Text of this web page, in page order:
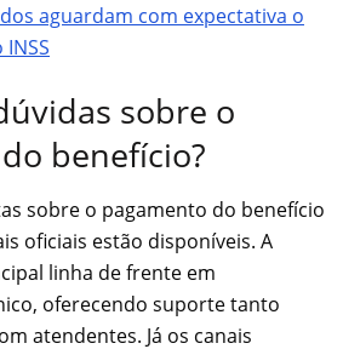
aguardam com expectativa o
sobre o
benefício?
sobre o pagamento do benefício
oficiais estão disponíveis. A
linha de frente em
oferecendo suporte tanto
atendentes. Já os canais